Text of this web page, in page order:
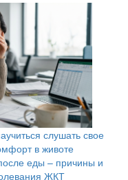
слушать свое
в животе